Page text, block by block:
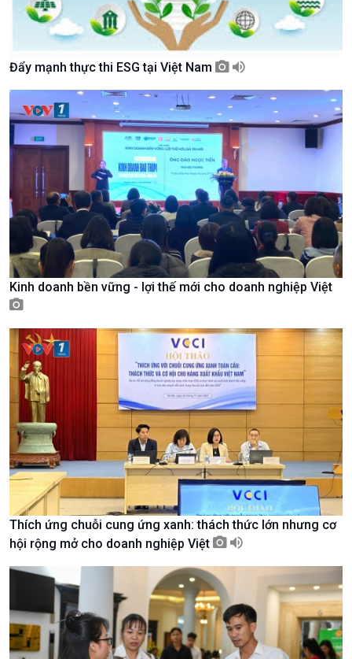
Tin Chính trị
Chính phủ với người dân
Quốc hội với cử tri
Xây dựng đảng
Đảng trong cuộc sống
Nhận diện sự thật
Pháp luật và đời sống
Tin thế giới
Vấn đề quốc tế
Hồ sơ sự kiện quốc tế
Thế giới & Việt Nam
Biên cương - Một dải vững
bền
Kinh tế
Tin Kinh tế
Trước giờ mở cửa
Sức sống hàng Việt
Khởi nghiệp
Tuyên chiến với gian lận
thương mại
Nông nghiệp & Biển đảo
Tin Nông nghiệp & Biển
đảo
Biển đảo Việt Nam
Tâm tình biên giới và hải
đảo
Tìm hiểu biển, đảo Việt
Nam
Đẩy mạnh thực thi ESG tại Việt Nam
Kinh doanh bền vững - lợi thế mới cho doanh nghiệp Việt
Thích ứng chuỗi cung ứng xanh: thách thức lớn nhưng cơ
hội rộng mở cho doanh nghiệp Việt